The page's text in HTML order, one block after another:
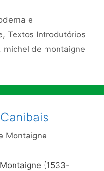
e
, Textos Introdutórios
, michel de montaigne
Montaigne
(1533-